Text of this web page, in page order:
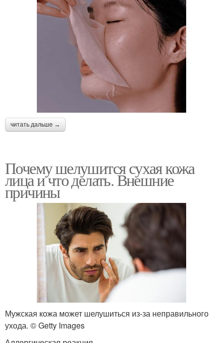
читать дальше →
Почему шелушится сухая кожа
лица и что делать. Внешние
причины
Мужская кожа может шелушиться из-за неправильного
ухода. © Getty Images